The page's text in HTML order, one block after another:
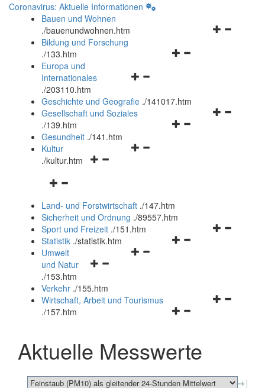
Coronavirus: Aktuelle Informationen
Bauen und Wohnen
./bauenundwohnen.htm
Navigationsmenü
Bildung und Forschung
./133.htm
Navigationsmenü
und
schließen
Europa und
Internationales
./203110.htm
Geschichte und Geografie ./141017.htm
Navigationsmenü
Gesellschaft und Soziales
./139.htm
Navigationsmenü
Gesundheit ./141.htm
Navigationsmenü
Kultur
./kultur.htm
Navigationsmenü
und
schließen
Land- und Forstwirtschaft ./147.htm
Sicherheit und Ordnung ./89557.htm
Navigationsmenü
Sport und Freizeit ./151.htm
Navigationsmenü
Statistik ./statistik.htm
Navigationsmenü
und
schließen
Umwelt
und Natur
./153.htm
Verkehr ./155.htm
Navigationsmenü
schließen
Wirtschaft, Arbeit und Tourismus
./157.htm
Aktuelle Messwerte